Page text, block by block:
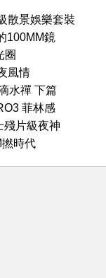
散景娛樂套裝
100MM鏡
圈
風情
水禪 下篇
菲林感
殘片級夜神
時代